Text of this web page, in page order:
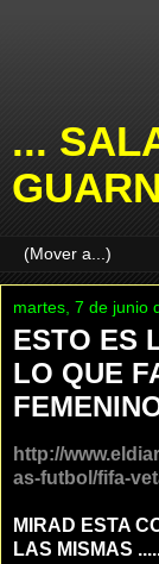
...
martes, 7 de junio
ESTO ES
LO QUE
http://
as-futbol/fifa-
MIRAD ESTA
LAS MISMAS